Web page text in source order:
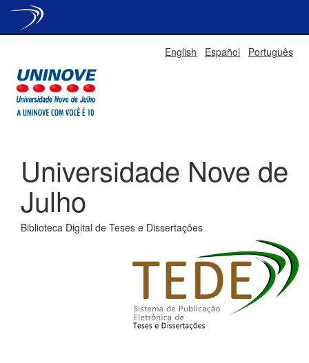
English Español Português
Universidade Nove de
Julho
Biblioteca Digital de Teses e Dissertações